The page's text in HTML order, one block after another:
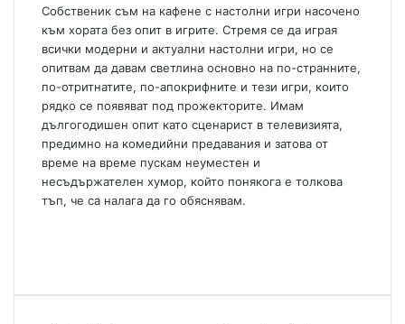
Собственик съм на кафене с настолни игри насочено
към хората без опит в игрите. Стремя се да играя
всички модерни и актуални настолни игри, но се
опитвам да давам светлина основно на по-странните,
по-отритнатите, по-апокрифните и тези игри, които
рядко се появяват под прожекторите. Имам
дългогодишен опит като сценарист в телевизията,
предимно на комедийни предавания и затова от
време на време пускам неуместен и
несъдържателен хумор, който понякога е толкова
тъп, че са налага да го обяснявам.
ie
u